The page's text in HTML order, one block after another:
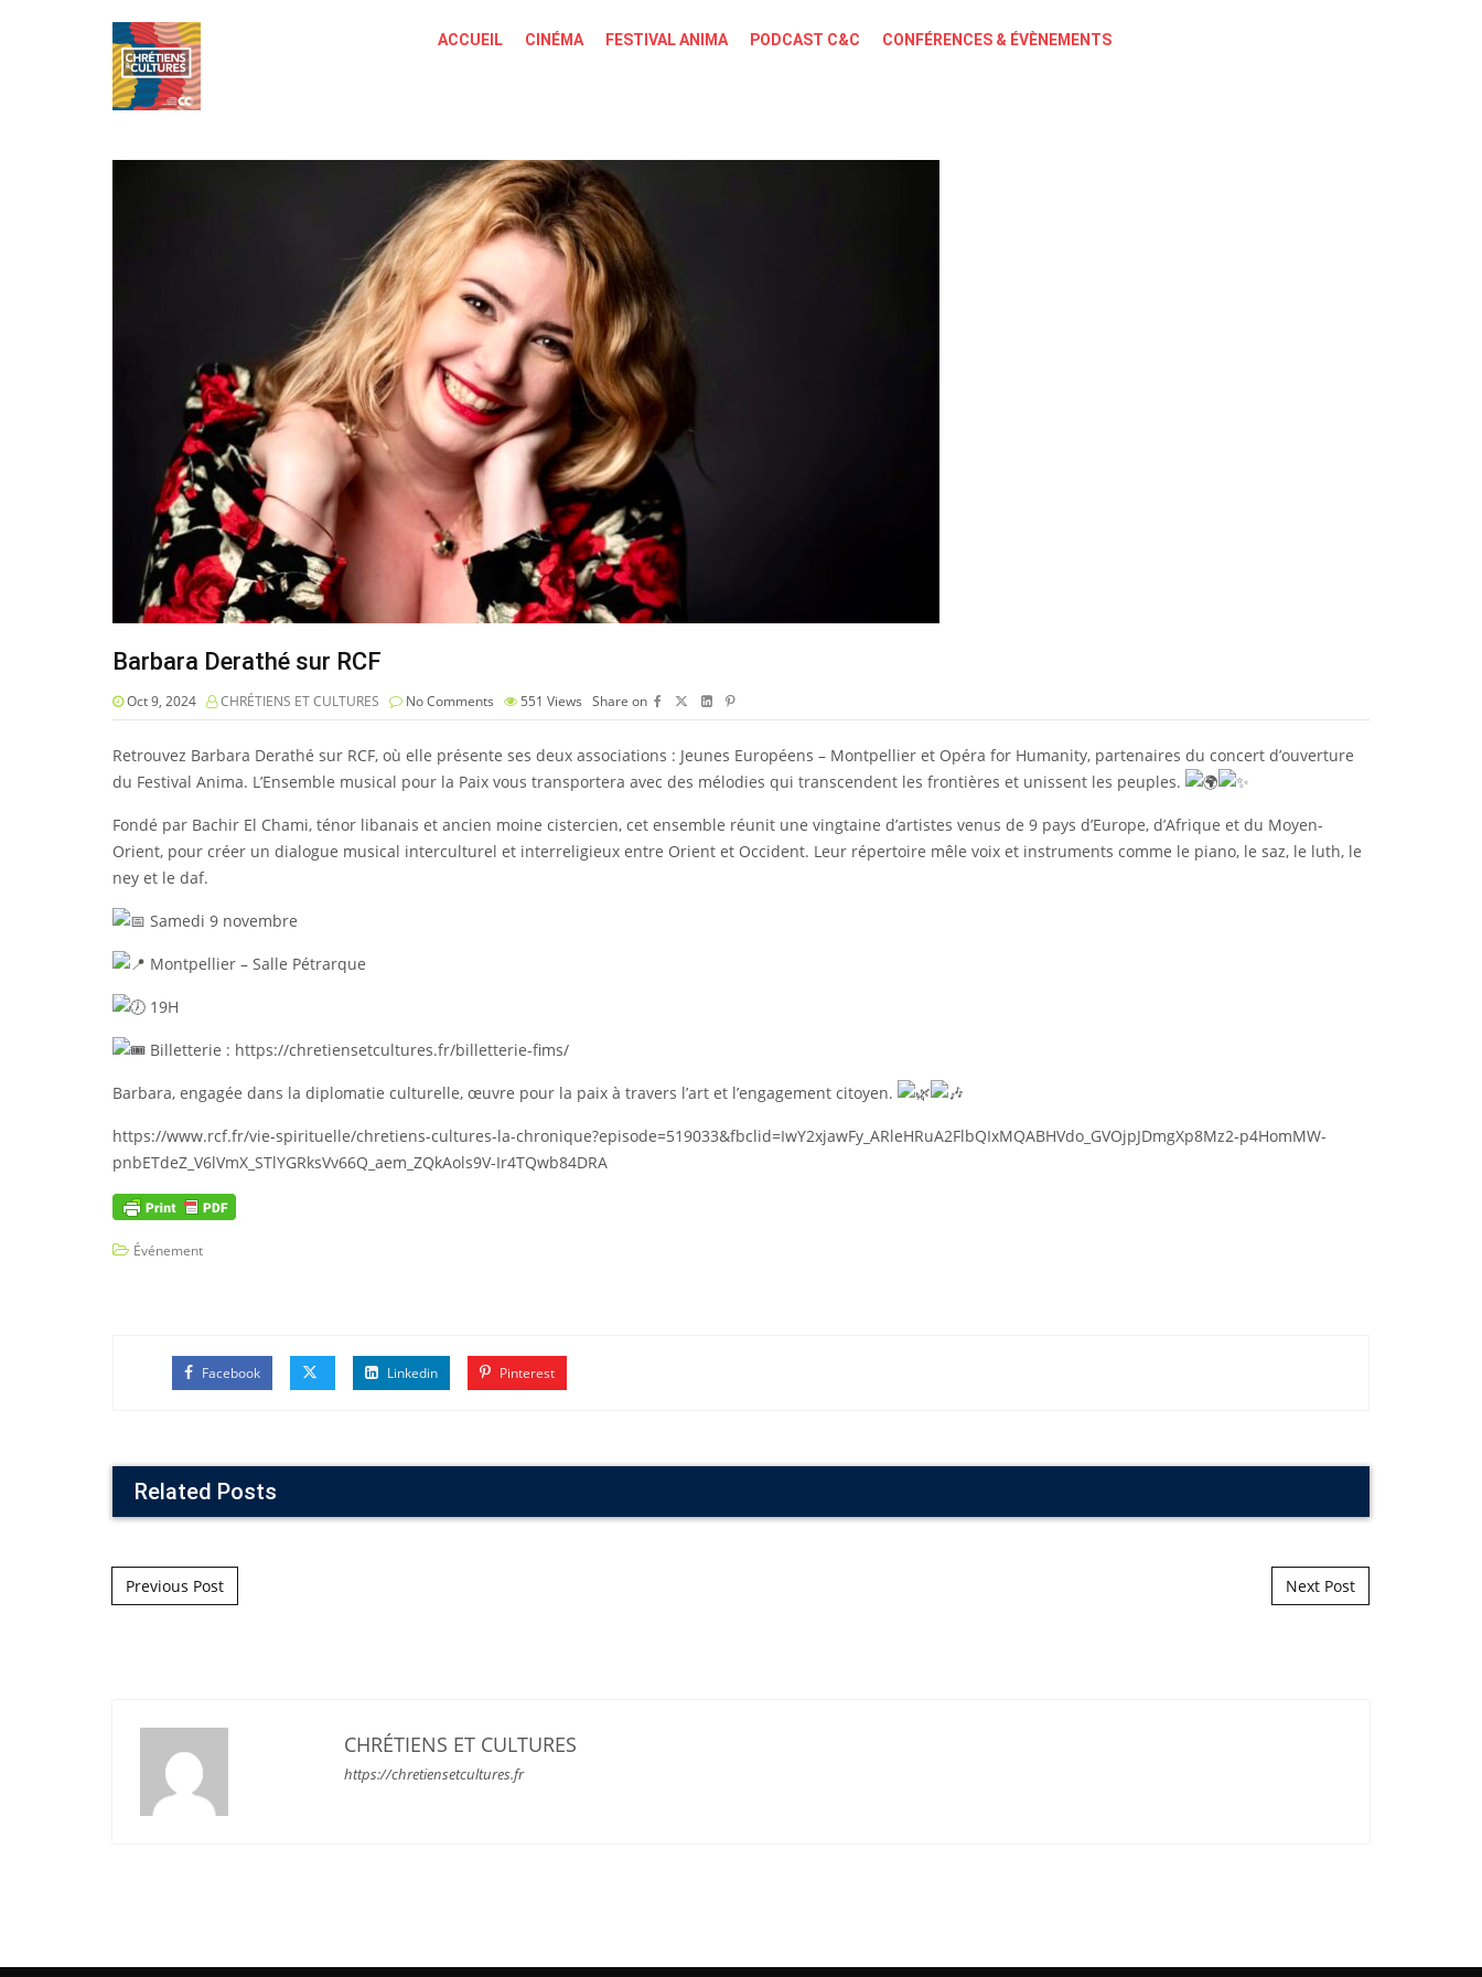
ACCUEIL CINÉMA FESTIVAL ANIMA PODCAST C&C CONFÉRENCES & ÉVÈNEMENTS
Barbara Derathé sur RCF
Oct 9, 2024 CHRÉTIENS ET CULTURES No Comments 551 Views Share on
Retrouvez Barbara Derathé sur RCF, où elle présente ses deux associations : Jeunes Européens – Montpellier et Opéra for Humanity, partenaires du concert d’ouverture
du Festival Anima. L’Ensemble musical pour la Paix vous transportera avec des mélodies qui transcendent les frontières et unissent les peuples.
Fondé par Bachir El Chami, ténor libanais et ancien moine cistercien, cet ensemble réunit une vingtaine d’artistes venus de 9 pays d’Europe, d’Afrique et du Moyen-
Orient, pour créer un dialogue musical interculturel et interreligieux entre Orient et Occident. Leur répertoire mêle voix et instruments comme le piano, le saz, le luth, le
ney et le daf.
Samedi 9 novembre
Montpellier – Salle Pétrarque
19H
Billetterie : https://chretiensetcultures.fr/billetterie-fims/
Barbara, engagée dans la diplomatie culturelle, œuvre pour la paix à travers l’art et l’engagement citoyen.
https://www.rcf.fr/vie-spirituelle/chretiens-cultures-la-chronique?episode=519033&fbclid=IwY2xjawFy_ARleHRuA2FlbQIxMQABHVdo_GVOjpJDmgXp8Mz2-p4HomMW-
pnbETdeZ_V6lVmX_STlYGRksVv66Q_aem_ZQkAols9V-Ir4TQwb84DRA
Événement
Facebook Linkedin Pinterest
Related Posts
Post navigation
Previous Post Next Post
CHRÉTIENS ET CULTURES
https://chretiensetcultures.fr